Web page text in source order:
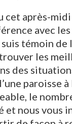
cet après-
avec
témoin de
les
des
paroisse à
le
et nous vous